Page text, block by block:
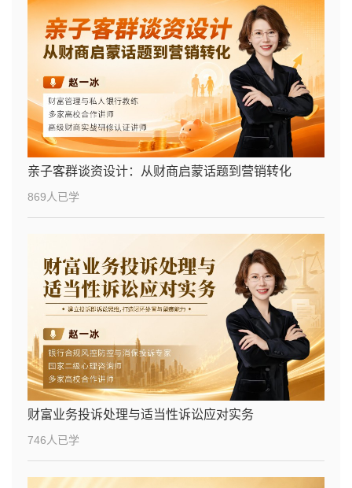
亲子客群谈资设计：从财商启蒙话题到营销转化
869人已学
财富业务投诉处理与适当性诉讼应对实务
746人已学